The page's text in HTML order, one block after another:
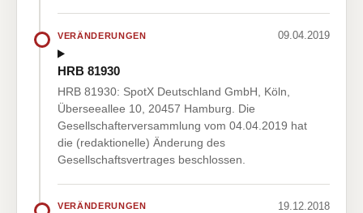
VERÄNDERUNGEN 09.04.2019
HRB 81930
HRB 81930: SpotX Deutschland GmbH, Köln,
Überseeallee 10, 20457 Hamburg. Die
Gesellschafterversammlung vom 04.04.2019 hat
die (redaktionelle) Änderung des
Gesellschaftsvertrages beschlossen.
VERÄNDERUNGEN 19.12.2018